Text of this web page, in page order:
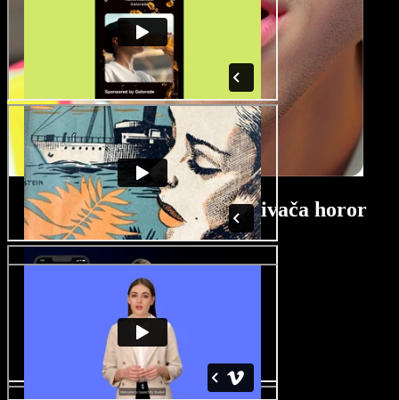
Vodič za korištenje izrađivača horor
filmova